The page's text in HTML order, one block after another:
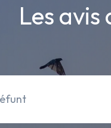
Les avis